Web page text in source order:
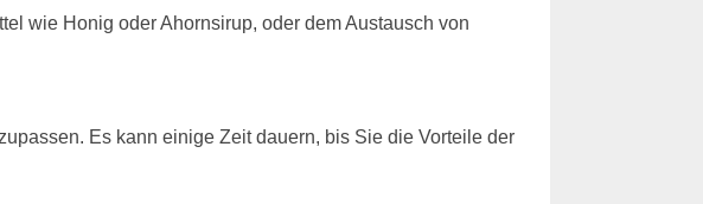
wie Honig oder Ahornsirup, oder dem Austausch von
Es kann einige Zeit dauern, bis Sie die Vorteile der